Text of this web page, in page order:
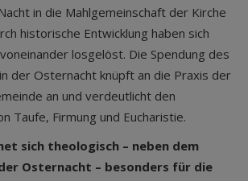
in die Mahlgemeinschaft der Kirche
historische Entwicklung haben sich
losgelöst. Die Spendung des
der Osternacht knüpft an die Praxis der
an und verdeutlicht den
Taufe, Firmung und Eucharistie.
sich theologisch – neben dem
Osternacht – besonders für die